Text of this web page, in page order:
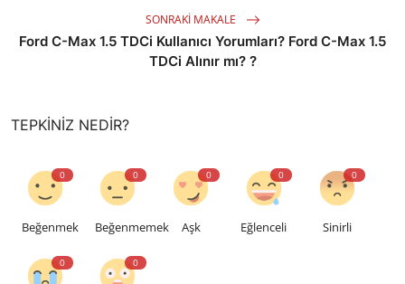
SONRAKI MAKALE
Ford C-Max 1.5 TDCi Kullanıcı Yorumları? Ford C-Max 1.5
TDCi Alınır mı? ?
TEPKINIZ NEDIR?
0
Beğenmek
0
Beğenmemek
0
Aşk
0
Eğlenceli
0
Sinirli
0 0